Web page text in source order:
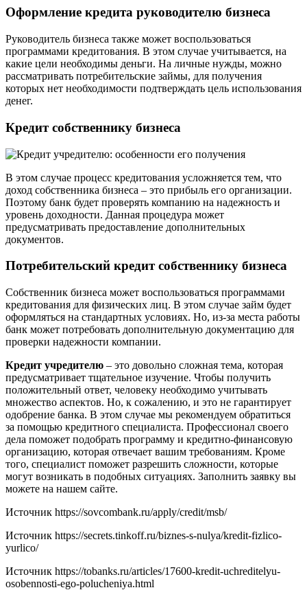
Оформление кредита руководителю бизнеса
Руководитель бизнеса также может воспользоваться
программами кредитования. В этом случае учитывается, на
какие цели необходимы деньги. На личные нужды, можно
рассматривать потребительские займы, для получения
которых нет необходимости подтверждать цель использования
денег.
Кредит собственнику бизнеса
В этом случае процесс кредитования усложняется тем, что
доход собственника бизнеса – это прибыль его организации.
Поэтому банк будет проверять компанию на надежность и
уровень доходности. Данная процедура может
предусматривать предоставление дополнительных
документов.
Потребительский кредит собственнику бизнеса
Собственник бизнеса может воспользоваться программами
кредитования для физических лиц. В этом случае займ будет
оформляться на стандартных условиях. Но, из-за места работы
банк может потребовать дополнительную документацию для
проверки надежности компании.
Кредит учредителю – это довольно сложная тема, которая
предусматривает тщательное изучение. Чтобы получить
положительный ответ, человеку необходимо учитывать
множество аспектов. Но, к сожалению, и это не гарантирует
одобрение банка. В этом случае мы рекомендуем обратиться
за помощью кредитного специалиста. Профессионал своего
дела поможет подобрать программу и кредитно-финансовую
организацию, которая отвечает вашим требованиям. Кроме
того, специалист поможет разрешить сложности, которые
могут возникать в подобных ситуациях. Заполнить заявку вы
можете на нашем сайте.
Источник https://sovcombank.ru/apply/credit/msb/
Источник https://secrets.tinkoff.ru/biznes-s-nulya/kredit-fizlico-
yurlico/
Источник https://tobanks.ru/articles/17600-kredit-uchreditelyu-
osobennosti-ego-polucheniya.html